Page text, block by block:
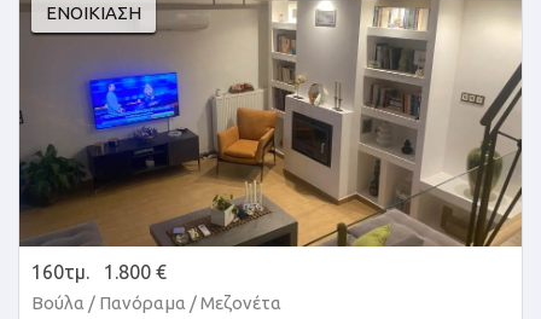
ΕΝΟΙΚΊΑΣΗ
160τμ. 1.800 €
Βούλα / Πανόραμα /Μεζονέτα